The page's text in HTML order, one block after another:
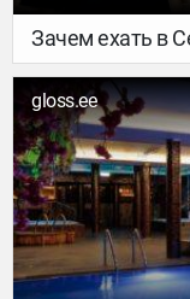
Который В
Корее После
Зачем ехать в
gloss.ee